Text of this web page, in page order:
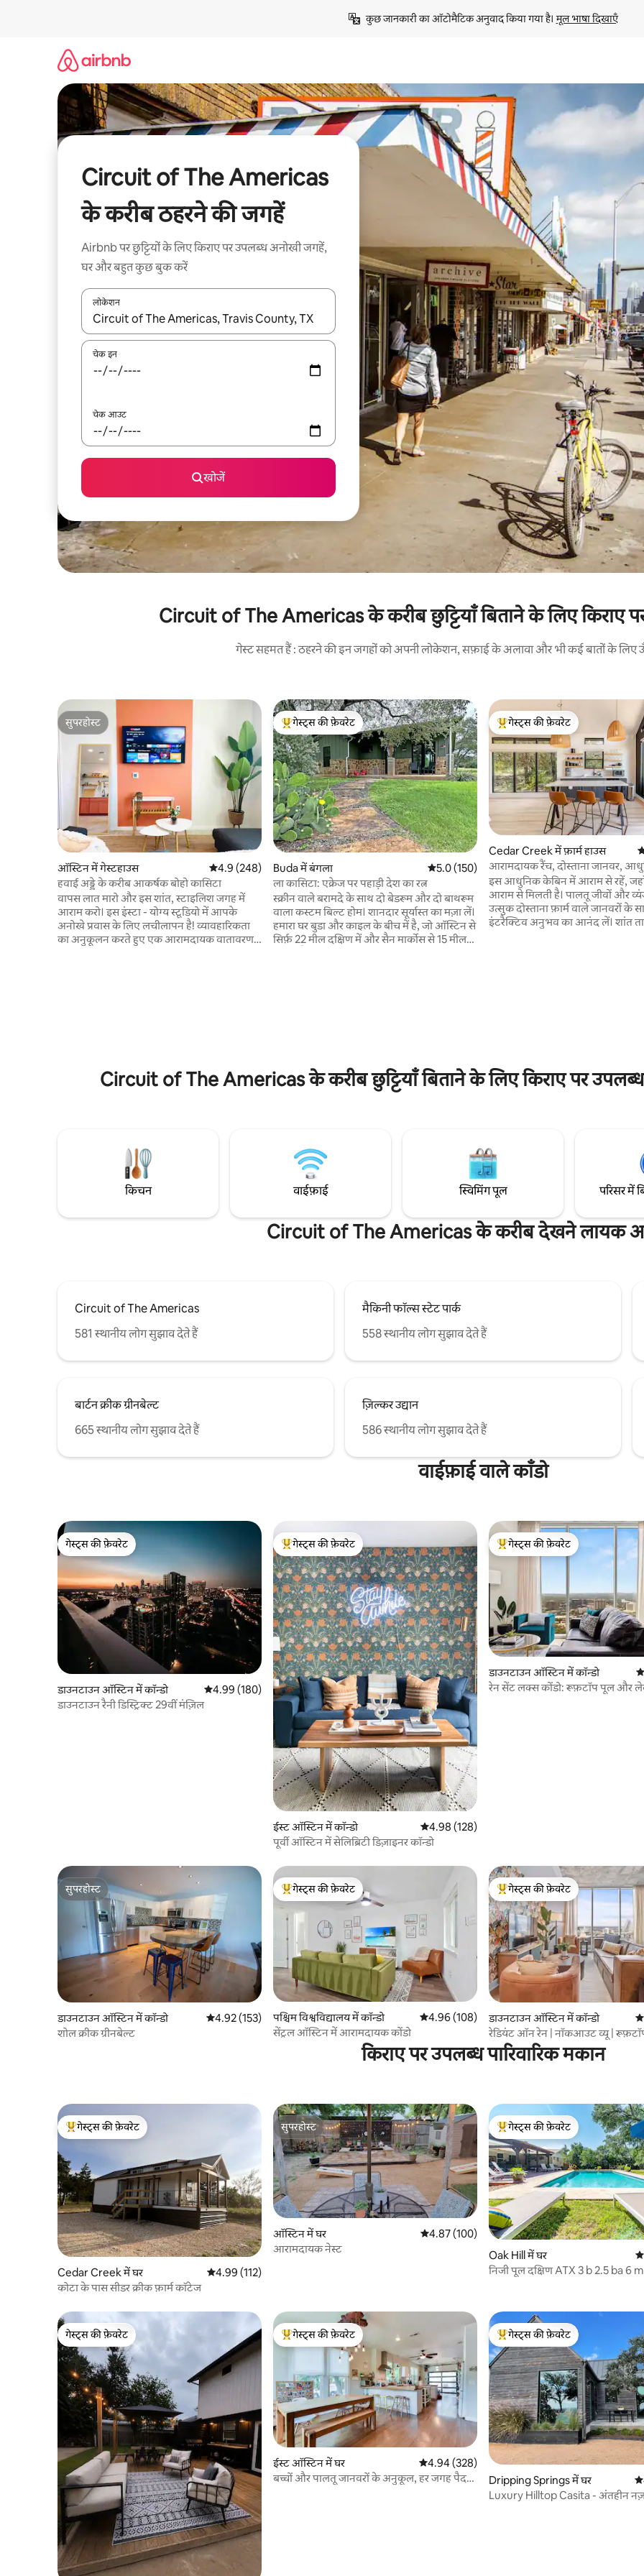
कुछ जानकारी का ऑटोमैटिक अनुवाद किया गया है। मूल भाषा दिखाएँ
Circuit of The Americas
के करीब ठहरने की जगहें
Airbnb पर छुट्टियों के लिए किराए पर उपलब्ध अनोखी जगहें,
घर और बहुत कुछ बुक करें
लोकेशन
नतीजों के उपलब्ध होने पर, अप और डाउन 'ऐरो की' का इस्तेमाल करके नेविगेट करें या टच या फिर स्वाइप जेस्चर का इस्तेमाल करके एक्सप्लोर करें।
चेक इन
चेक आउट
खोजें
Circuit of The Americas के करीब छुट्टियाँ बिताने के लिए किराए
गेस्ट सहमत हैं : ठहरने की इन जगहों को अपनी लोकेशन, सफ़ाई के अलावा और भी कई बातों के लिए
सुपरहोस्ट
सुपरहोस्ट
ऑस्टिन में गेस्टहाउस औसत रेटिंग 5 में से 4.9, 248 समीक्षाएँ
4.9 (248)
हवाई अड्डे के करीब आकर्षक बोहो कासिटा
वापस लात मारो और इस शांत, स्टाइलिश जगह में
आराम करो। इस इंस्टा - योग्य स्टूडियो में आपके
अनोखे प्रवास के लिए लचीलापन है! व्यावहारिकता
का अनुकूलन करते हुए एक आरामदायक वातावरण
गेस्ट्स का टॉप फ़ेवरेट
गेस्ट्स की फ़ेवरेट
Buda में बंगला औसत रेटिंग 5 में से 5.0, 150 समीक्षाएँ
5.0 (150)
ला कासिटा: एक्रेज पर पहाड़ी देश का रत्न
स्क्रीन वाले बरामदे के साथ दो बेडरूम और दो बाथरूम
वाला कस्टम बिल्ट होम। शानदार सूर्यास्त का मज़ा लें।
हमारा घर बुडा और काइल के बीच में है, जो ऑस्टिन से
सिर्फ़ 22 मील दक्षिण में और सैन मार्कोस से 15 मील
गेस्ट्स का टॉप फ़ेवरेट
गेस्ट्स की फ़ेवरेट
Cedar Creek में फ़ार्म हाउस
आरामदायक रैंच, दोस्ताना जानवर,
की जगह
इस आधुनिक केबिन में आराम से रहें,
आराम से मिलती है। पालतू जीवों और व्यंजनों के लिए
उत्सुक दोस्ताना फ़ार्म वाले जानवरों के
इंटरैक्टिव अनुभव का आनंद लें। शांत
Circuit of The Americas के करीब छुट्टियाँ बिताने के लिए किराए पर
किचन वाईफ़ाई स्विमिंग पूल परिसर में
Circuit of The Americas के करीब देखने लायक
Circuit of The Americas
581 स्थानीय लोग सुझाव देते हैं
मैकिनी फॉल्स स्टेट पार्क
558 स्थानीय लोग सुझाव देते हैं
बार्टन क्रीक ग्रीनबेल्ट
665 स्थानीय लोग सुझाव देते हैं
ज़िल्कर उद्यान
586 स्थानीय लोग सुझाव देते हैं
वाईफ़ाई वाले काँडो
गेस्ट्स की फ़ेवरेट
गेस्ट्स की फ़ेवरेट
डाउनटाउन ऑस्टिन में कॉन्डो औसत रेटिंग 5 में से 4.99, 180 समीक्षाएँ
4.99 (180)
डाउनटाउन रैनी डिस्ट्रिक्ट 29वीं मंज़िल
गेस्ट्स का टॉप फ़ेवरेट
गेस्ट्स की फ़ेवरेट
ईस्ट ऑस्टिन में कॉन्डो औसत रेटिंग 5 में से 4.98, 128 समीक्षाएँ
4.98 (128)
पूर्वी ऑस्टिन में सेलिब्रिटी डिज़ाइनर कॉन्डो
गेस्ट्स का टॉप फ़ेवरेट
गेस्ट्स की फ़ेवरेट
डाउनटाउन ऑस्टिन में कॉन्डो
रेन सेंट लक्स कोंडो: रूफ़टॉप पूल और
सुपरहोस्ट
सुपरहोस्ट
डाउनटाउन ऑस्टिन में कॉन्डो औसत रेटिंग 5 में से 4.92, 153 समीक्षाएँ
4.92 (153)
शोल क्रीक ग्रीनबेल्ट
गेस्ट्स का टॉप फ़ेवरेट
गेस्ट्स की फ़ेवरेट
पश्चिम विश्वविद्यालय में कॉन्डो औसत रेटिंग 5 में से 4.96, 108 समीक्षाएँ
4.96 (108)
सेंट्रल ऑस्टिन में आरामदायक कोंडो
गेस्ट्स का टॉप फ़ेवरेट
गेस्ट्स की फ़ेवरेट
डाउनटाउन ऑस्टिन में कॉन्डो
रेडियंट ऑन रेन | नॉकआउट व्यू |
किराए पर उपलब्ध पारिवारिक मकान
गेस्ट्स का टॉप फ़ेवरेट
गेस्ट्स की फ़ेवरेट
Cedar Creek में घर औसत रेटिंग 5 में से 4.99, 112 समीक्षाएँ
4.99 (112)
कोटा के पास सीडर क्रीक फ़ार्म कॉटेज
सुपरहोस्ट
सुपरहोस्ट
ऑस्टिन में घर औसत रेटिंग 5 में से 4.87, 100 समीक्षाएँ
4.87 (100)
आरामदायक नेस्ट
गेस्ट्स का टॉप फ़ेवरेट
गेस्ट्स की फ़ेवरेट
Oak Hill में घर
निजी पूल दक्षिण ATX 3 b 2.5 ba 6
गेस्ट्स की फ़ेवरेट
गेस्ट्स की फ़ेवरेट
गेस्ट्स का टॉप फ़ेवरेट
गेस्ट्स की फ़ेवरेट
ईस्ट ऑस्टिन में घर औसत रेटिंग 5 में से 4.94, 328 समीक्षाएँ
4.94 (328)
बच्चों और पालतू जानवरों के अनुकूल, हर जगह पैदल
गेस्ट्स का टॉप फ़ेवरेट
गेस्ट्स की फ़ेवरेट
Dripping Springs में घर
Luxury Hilltop Casita - अंतहीन